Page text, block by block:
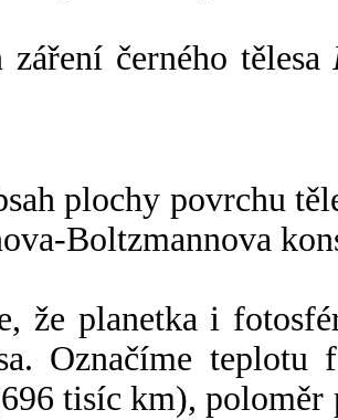
záření černého tělesa
plochy povrchu
Boltzmannova
že planetka i
Označíme
tisíc km),